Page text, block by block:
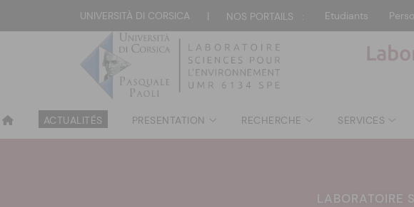
UNIVERSITÀ DI CORSICA | NOS PORTAILS : Etudiants
ACTUALITÉS PRESENTATION RECHERCHE SERVICES
LABORATOIRE